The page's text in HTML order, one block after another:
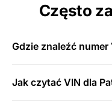
Często
Gdzie znaleźć
Jak czytać VIN dla